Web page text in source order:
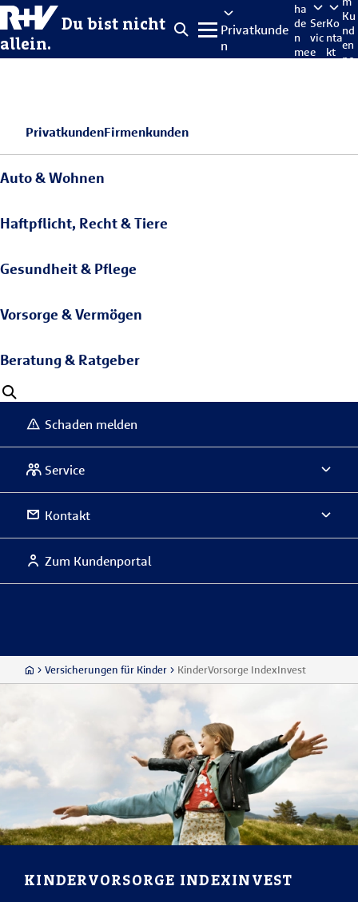
Du bist nicht
allein.
Privatkunde
n
ha
de
n
me
Ser
vic
e
Ko
nta
kt
Ku
nd
en
po
PrivatkundenFirmenkunden
Auto & Wohnen
Haftpflicht, Recht & Tiere
Gesundheit & Pflege
Vorsorge & Vermögen
Beratung & Ratgeber
Schaden melden
Service
Kontakt
Zum Kundenportal
Versicherungen für Kinder KinderVorsorge IndexInvest
KINDERVORSORGE INDEXINVEST